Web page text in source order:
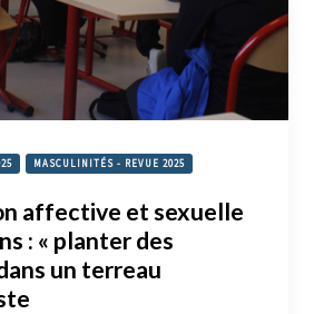
MASCULINITÉS - REVUE 2025
affective et sexuelle
: « planter des
un terreau